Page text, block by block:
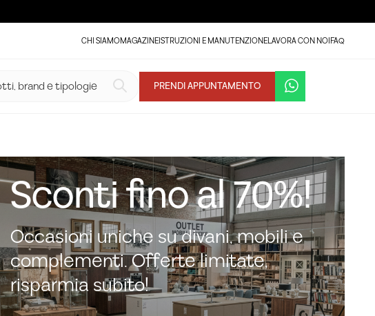
CHI SIAMOMAGAZINEISTRUZIONI E MANUTENZIONELAVORA CON NOIFAQ
PRENDI APPUNTAMENTO
Sconti fino al 70%!
Occasioni uniche su divani, mobili e
complementi. Offerte limitate,
risparmia subito!